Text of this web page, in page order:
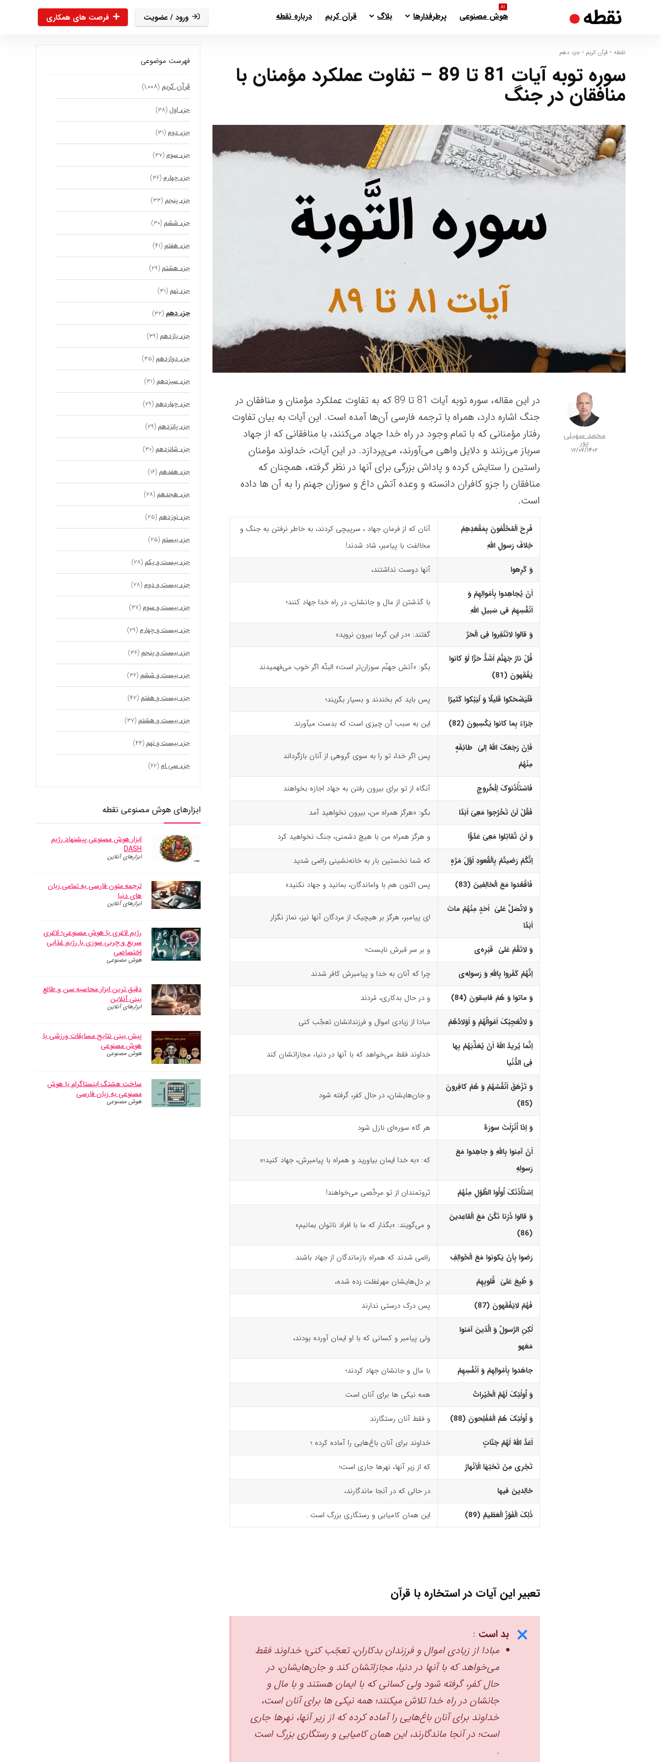
هوش مصنوعی
AI
پرطرفدارها بلاگ قرآن کریم درباره نقطه ورود / عضویت فرصت های همکاری
نقطه • قرآن کریم • جزء دهم
سوره توبه آیات 81 تا 89 – تفاوت عملکرد مؤمنان با
منافقان در جنگ
محمد سهیلی
پور
۱۲/۰۷/۱۴۰۲
در این مقاله، سوره توبه آیات 81 تا 89 که به تفاوت عملکرد مؤمنان و منافقان در
جنگ اشاره دارد، همراه با ترجمه فارسی آن‌ها آمده است. این آیات به بیان تفاوت
رفتار مؤمنانی که با تمام وجود در راه خدا جهاد می‌کنند، با منافقانی که از جهاد
سرباز می‌زنند و دلایل واهی می‌آورند، می‌پردازد. در این آیات، خداوند مؤمنان
راستین را ستایش کرده و پاداش بزرگی برای آنها در نظر گرفته، همچنان که
منافقان را جزو کافران دانسته و وعده آتش داغ و سوزان جهنم را به آن ها داده
است.
فَرِحَ الْمُخَلَّفونَ بِمَقْعَدِهِمْ
خِلافَ رَسولِ اللّهِ
آنان که از فرمان جهاد ، سرپیچی کردند، به خاطر نرفتن به جنگ و
مخالفت با پیامبر، شاد شدند!
وَ کَرِهوا آنها دوست نداشتند،
اَنْ یُجاهِدوا بِاَمْوالِهِمْ وَ
اَنْفُسِهِمْ فى سَبیلِ اللّهِ
با گذشتن از مال و جانشان، در راه خدا جهاد کنند؛
وَ قالوا لاتَنْفِروا فِى الْحَرِّ گفتند: «در این گرما بیرون نروید»
قُلْ نارُ جَهَنَّمَ اَشَدُّ حَرًّا لَوْ کانوا
یَفْقَهونَ (81)‏
بگو: «آتش جهنّم سوزان‌تر است» البتّه اگر خوب می‌فهمیدند
فَلْیَضْحَکوا قَلیلًا وَ لْیَبْکوا کَثیرًا پس باید کم بخندند و بسیار بگریند؛
جَزاءً بِما کانوا یَکْسِبونَ (82)‏ این به سبب آن چیزی است که بدست می­آورند
فَاِنْ رَجَعَکَ اللّهُ اِلیٰ طائِفَهٍ
مِنْهُمْ
پس اگر خدا، تو را به سوی گروهی از آنان بازگرداند
فَاسْتَأْذَنوکَ لِلْخُروجِ آنگاه از تو برای بیرون رفتن به جهاد اجازه بخواهند
فَقُلْ لَنْ تَخْرُجوا مَعِیَ اَبَدًا بگو: «هرگز همراه من، بیرون نخواهید آمد
وَ لَنْ تُقاتِلوا مَعِیَ عَدُوًّا و هرگز همراه من با هیچ دشمنی، جنگ نخواهید کرد
اِنَّکُمْ رَضیتُمْ بِالْقُعودِ اَوَّلَ مَرَّهٍ که شما نخستین بار به خانه‌نشینی راضی شدید
فَاقْعُدوا مَعَ الْخالِفینَ (83)‏ پس اکنون هم با واماندگان، بمانید و جهاد نکنید»
وَ لاتُصَلِّ عَلیٰ اَحَدٍ مِنْهُمْ ماتَ
اَبَدًا
ای پیامبر، هرگز بر هیچیک از مردگان آنها نیز، نماز نگزار
وَ لاتَقُمْ عَلیٰ قَبْرِه‌ى و بر سر قبرش نایست؛
اِنَّهُمْ کَفَروا بِاللّهِ وَ رَسولِه‌ى چرا که آنان به خدا و پیامبرش کافر شدند
وَ ماتوا وَ هُمْ فاسِقونَ (84)‏ و در حال بدکاری، مُردند
وَ لاتُعْجِبْکَ اَمْوالُهُمْ وَ اَوْلادُهُمْ مبادا از زیادی اموال و فرزندانشان تعجّب کنی
اِنَّما یُریدُ اللّهُ اَنْ یُعَذِّبَهُمْ بِها
فِى الدُّنْیا
خداوند فقط می‌خواهد که با آنها در دنیا، مجازاتشان کند
وَ تَزْهَقَ اَنْفُسُهُمْ وَ هُمْ کافِرونَ
(85)‏
و جان‌هایشان، در حال کفر، گرفته شود
وَ اِذا اُنْزِلَتْ سورَهٌ هر گاه سوره‌ای نازل شود
اَنْ آمِنوا بِاللّهِ وَ جاهِدوا مَعَ
رَسولِهِ
که: «به خدا ایمان بیاورید و همراه با پیامبرش، جهاد کنید؛»
اِسْتَأْذَنَکَ اُولُوا الطَّوْلِ مِنْهُمْ ثروتمندان از تو مرخّصی می‌خواهند!
وَ قالوا ذَرْنا نَکُنْ مَعَ الْقاعِدینَ
(86)
و می‌گویند: «بگذار که ما با افراد ناتوان بمانیم»
رَضوا بِاَنْ یَکونوا مَعَ الْخَوالِفِ راضی شدند که همراه بازماندگان از جهاد باشند.
وَ طُبِعَ عَلیٰ قُلوبِهِمْ بر دل‌هایشان مهرغفلت زده شده،
فَهُمْ لایَفْقَهونَ (87)‏ پس درک‌ درستی ندارند
لٰکِنِ الرَّسولُ وَ الَّذینَ آمَنوا
مَعَهو
ولی پیامبر و کسانی که با او ایمان آورده بودند،
جاهَدوا بِاَمْوالِهِمْ وَ اَنْفُسِهِمْ با مال‌ و جانشان جهاد کردند؛
وَ اُولٰئِکَ لَهُمُ الْخَیْراتُ همه نیکی ها برای آنان است
وَ اُولٰئِکَ هُمُ الْمُفْلِحونَ (88)‏ و فقط آنان رستگارند
اَعَدَّ اللّهُ لَهُمْ جَنّاتٍ خداوند برای آنان باغ‌هایی را آماده کرده ؛
تَجْرى مِنْ تَحْتِهَا الْاَنْهارُ که از زیر آنها، نهرها جاری است؛
خالِدینَ فیها در حالی که در آنجا ماندگارند،
ذٰلِکَ الْفَوْزُ الْعَظیمُ (89)‏ این همان کامیابی و رستگاری بزرگ است .
تعبیر این آیات در استخاره با قرآن
بد است :
مبادا از زیادی اموال و فرزندان بدکاران، تعجّب کنی؛ خداوند فقط
می‌خواهد که با آنها در دنیا، مجازاتشان کند و جان‌هایشان، در
حال کفر، گرفته شود ‏ولی کسانی که با ایمان هستند و با مال‌ و
جانشان در راه خدا تلاش میکنند؛ همه نیکی ها برای آنان است،
خداوند برای آنان باغ‌هایی را آماده کرده که از زیر آنها، نهرها جاری
است؛ در آنجا ماندگارند، این همان کامیابی و رستگاری بزرگ است
. ‏
فهرست موضوعی
قرآن کریم (۱,۰۰۸)
جزء اول (۳۸)
جزء دوم (۳۱)
جزء سوم (۳۷)
جزء چهارم (۳۶)
جزء پنجم (۳۳)
جزء ششم (۳۰)
جزء هفتم (۴۱)
جزء هشتم (۲۹)
جزء نهم (۳۱)
جزء دهم (۳۲)
جزء یازدهم (۳۹)
جزء دوازدهم (۳۵)
جزء سیزدهم (۳۱)
جزء چهاردهم (۲۹)
جزء پانزدهم (۲۹)
جزء شانزدهم (۳۰)
جزء هفدهم (۱۶)
جزء هجدهم (۲۸)
جزء نوزدهم (۲۵)
جزء بیستم (۲۵)
جزء بیست و یکم (۲۸)
جزء بیست و دوم (۲۸)
جزء بیست و سوم (۳۷)
جزء بیست و چهارم (۲۹)
جزء بیست و پنجم (۳۶)
جزء بیست و ششم (۳۶)
جزء بیست و هفتم (۴۲)
جزء بیست و هشتم (۳۷)
جزء بیست و نهم (۴۴)
جزء سی ام (۶۲)
ابزارهای هوش مصنوعی نقطه
ابزار هوش مصنوعی پیشنهاد رژیم
DASH
ابزارهای آنلاین
ترجمه متون فارسی به تمامی زبان
های دنیا
ابزارهای آنلاین
رژیم لاغری با هوش مصنوعی؛ لاغری
سریع و چربی سوزی با رژیم غذایی
اختصاصی
هوش مصنوعی
دقیق ترین ابزار محاسبه سن و طالع
بینی آنلاین
ابزارهای آنلاین
پیش بینی نتایج مسابقات ورزشی با
هوش مصنوعی
هوش مصنوعی
ساخت هشتگ اینستاگرام با هوش
مصنوعی به زبان فارسی
هوش مصنوعی